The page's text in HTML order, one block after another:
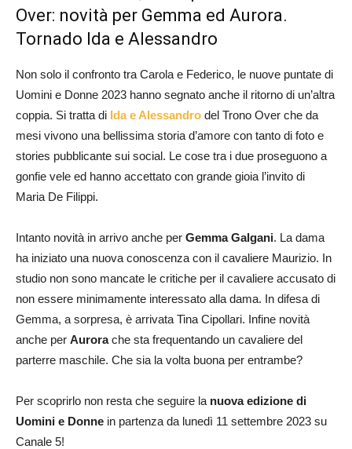
Over: novità per Gemma ed Aurora.
Tornado Ida e Alessandro
Non solo il confronto tra Carola e Federico, le nuove puntate di
Uomini e Donne 2023 hanno segnato anche il ritorno di un’altra
coppia. Si tratta di Ida e Alessandro del Trono Over che da
mesi vivono una bellissima storia d’amore con tanto di foto e
stories pubblicante sui social. Le cose tra i due proseguono a
gonfie vele ed hanno accettato con grande gioia l’invito di
Maria De Filippi.
Intanto novità in arrivo anche per Gemma Galgani. La dama
ha iniziato una nuova conoscenza con il cavaliere Maurizio. In
studio non sono mancate le critiche per il cavaliere accusato di
non essere minimamente interessato alla dama. In difesa di
Gemma, a sorpresa, è arrivata Tina Cipollari. Infine novità
anche per Aurorache sta frequentando un cavaliere del
parterre maschile. Che sia la volta buona per entrambe?
Per scoprirlo non resta che seguire la nuova edizione di
Uomini e Donne in partenza da lunedì 11 settembre 2023 su
Canale 5!